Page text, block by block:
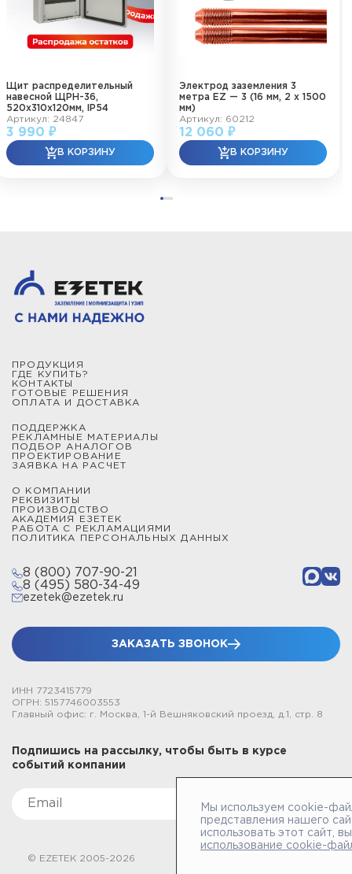
Щит распределительный
навесной ЩРН-36,
520х310х120мм, IP54
Артикул: 24847
3 990 ₽
Электрод заземления 3
метра EZ — 3 (16 мм, 2 х 1500
мм)
Артикул: 60212
12 060 ₽
ПРОДУКЦИЯ
ГДЕ КУПИТЬ?
КОНТАКТЫ
ГОТОВЫЕ РЕШЕНИЯ
ОПЛАТА И ДОСТАВКА
ПОДДЕРЖКА
РЕКЛАМНЫЕ МАТЕРИАЛЫ
ПОДБОР АНАЛОГОВ
ПРОЕКТИРОВАНИЕ
ЗАЯВКА НА РАСЧЕТ
О КОМПАНИИ
РЕКВИЗИТЫ
ПРОИЗВОДСТВО
АКАДЕМИЯ ЕЗЕТЕК
РАБОТА С РЕКЛАМАЦИЯМИ
ПОЛИТИКА ПЕРСОНАЛЬНЫХ ДАННЫХ
8 (800) 707-90-21
8 (495) 580-34-49
ezetek@ezetek.ru
ЗАКАЗАТЬ ЗВОНОК
ИНН 7723415779
ОГРН: 5157746003553
Главный офис: г. Москва, 1-й Вешняковский проезд, д.1, стр. 8
Подпишись на рассылку, чтобы быть в курсе
событий компании
© EZETEK 2005-2026
Мы используем cookie-
представления нашего
использовать этот сайт,
использование cookie-